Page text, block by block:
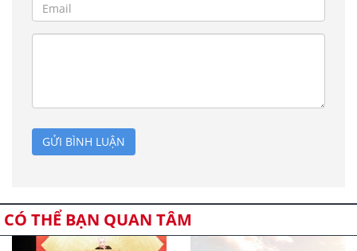
GỬI BÌNH LUẬN
CÓ THỂ BẠN QUAN TÂM